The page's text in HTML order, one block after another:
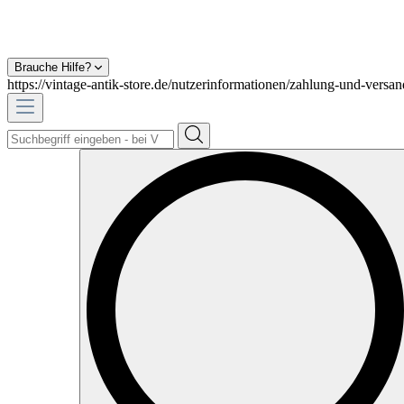
Brauche Hilfe?
https://vintage-antik-store.de/nutzerinformationen/zahlung-und-